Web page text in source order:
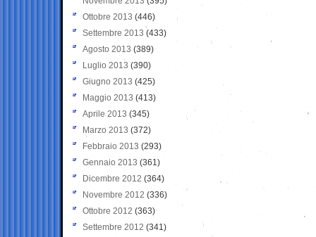
Ottobre 2013 (446)
Settembre 2013 (433)
Agosto 2013 (389)
Luglio 2013 (390)
Giugno 2013 (425)
Maggio 2013 (413)
Aprile 2013 (345)
Marzo 2013 (372)
Febbraio 2013 (293)
Gennaio 2013 (361)
Dicembre 2012 (364)
Novembre 2012 (336)
Ottobre 2012 (363)
Settembre 2012 (341)